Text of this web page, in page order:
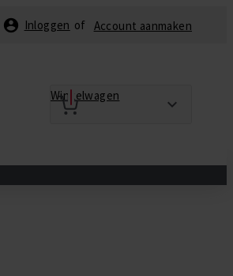
Inloggen Account aanmaken
Winkelwagen